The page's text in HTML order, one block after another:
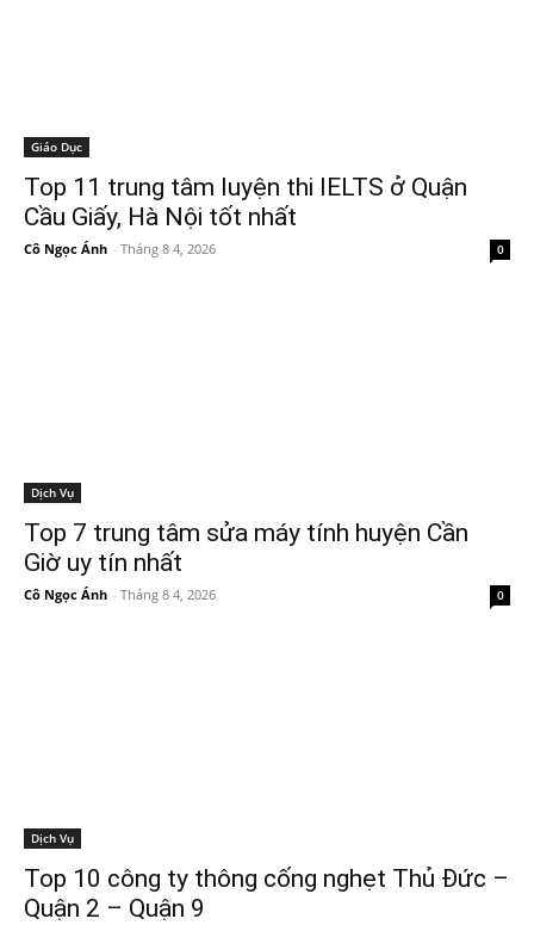
Giáo Dục
Top 11 trung tâm luyện thi IELTS ở Quận
Cầu Giấy, Hà Nội tốt nhất
Cô Ngọc Ánh - Tháng 8 4, 2026 0
Dịch Vụ
Top 7 trung tâm sửa máy tính huyện Cần
Giờ uy tín nhất
Cô Ngọc Ánh - Tháng 8 4, 2026 0
Dịch Vụ
Top 10 công ty thông cống nghẹt Thủ Đức –
Quận 2 – Quận 9